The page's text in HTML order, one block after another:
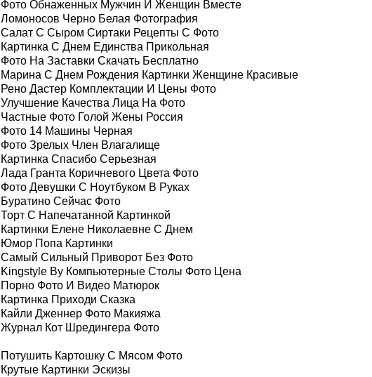
Фото Обнаженных Мужчин И Женщин Вместе
Ломоносов Черно Белая Фотография
Салат С Сыром Сиртаки Рецепты С Фото
Картинка С Днем Единства Прикольная
Фото На Заставки Скачать Бесплатно
Марина С Днем Рождения Картинки Женщине Красивые
Рено Дастер Комплектации И Цены Фото
Улучшение Качества Лица На Фото
Частные Фото Голой Жены Россия
Фото 14 Машины Черная
Фото Зрелых Член Влагалище
Картинка Спасибо Серьезная
Лада Гранта Коричневого Цвета Фото
Фото Девушки С Ноутбуком В Руках
Буратино Сейчас Фото
Торт С Напечатанной Картинкой
Картинки Елене Николаевне С Днем
Юмор Попа Картинки
Самый Сильный Приворот Без Фото
Kingstyle By Компьютерные Столы Фото Цена
Порно Фото И Видео Матюрок
Картинка Приходи Сказка
Кайли Дженнер Фото Макияжа
Журнал Кот Шредингера Фото
Потушить Картошку С Мясом Фото
Крутые Картинки Эскизы